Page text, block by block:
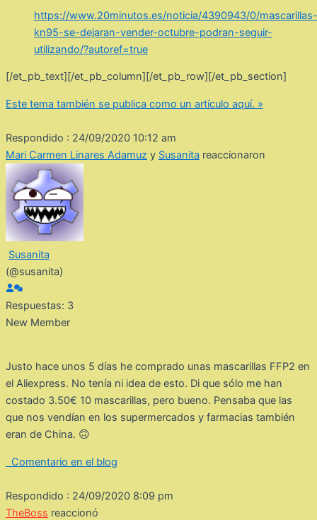
https://www.20minutos.es/noticia/4390943/0/mascarillas-
kn95-se-dejaran-vender-octubre-podran-seguir-
utilizando/?autoref=true
[/et_pb_text][/et_pb_column][/et_pb_row][/et_pb_section]
Este tema también se publica como un artículo aquí. »
Respondido : 24/09/2020 10:12 am
Mari Carmen Linares Adamuz y Susanita reaccionaron
Susanita
(@susanita)
Respuestas: 3
New Member
Justo hace unos 5 días he comprado unas mascarillas FFP2 en
el Aliexpress. No tenía ni idea de esto. Di que sólo me han
costado 3.50€ 10 mascarillas, pero bueno. Pensaba que las
que nos vendían en los supermercados y farmacias también
eran de China. 🙃
Comentario en el blog
Respondido : 24/09/2020 8:09 pm
TheBoss reaccionó